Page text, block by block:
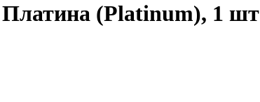
(Platinum), 1 шт